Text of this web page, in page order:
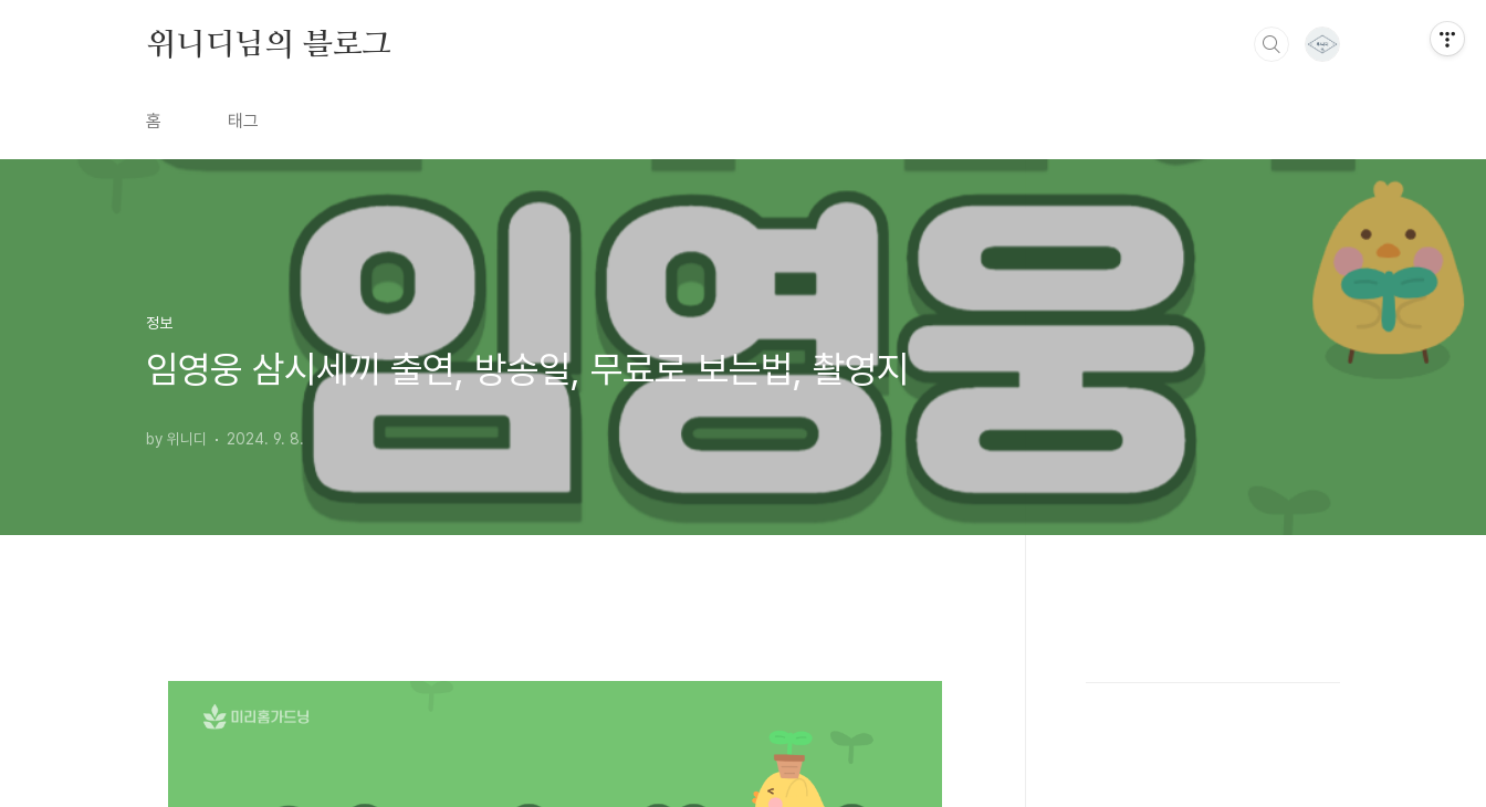
위니디님의 블로그
홈 태그
정보
임영웅 삼시세끼 출연, 방송일, 무료로 보는법, 촬영지
by 위니디 2024. 9. 8.